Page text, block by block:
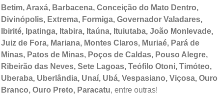
Betim, Araxá, Barbacena, Conceição do Mato Dentro,
Divinópolis, Extrema, Formiga, Governador Valadares,
Ibirité, Ipatinga, Itabira, Itaúna, Ituiutaba, João Monlevade,
Juiz de Fora, Mariana, Montes Claros, Muriaé, Pará de
Minas, Patos de Minas, Poços de Caldas, Pouso Alegre,
Ribeirão das Neves, Sete Lagoas, Teófilo Otoni, Timóteo,
Uberaba, Uberlândia, Unaí, Ubá, Vespasiano, Viçosa, Ouro
Branco, Ouro Preto, Paracatu, entre outras!